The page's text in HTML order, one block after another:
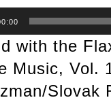
with the
Music, Vol.
Slovak